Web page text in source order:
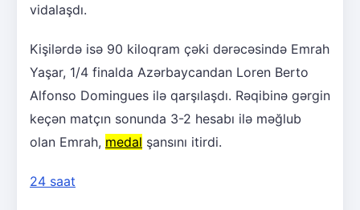
vidalaşdı.
Kişilərdə isə 90 kiloqram çəki dərəcəsində Emrah
Yaşar, 1/4 finalda Azərbaycandan Loren Berto
Alfonso Domingues ilə qarşılaşdı. Rəqibinə gərgin
keçən matçın sonunda 3-2 hesabı ilə məğlub
olan Emrah, medal şansını itirdi.
24 saat